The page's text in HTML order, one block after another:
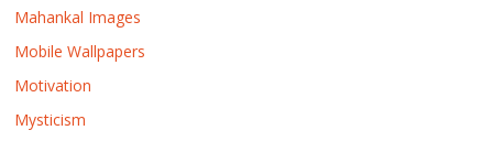
Mahankal Images
Mobile Wallpapers
Motivation
Mysticism